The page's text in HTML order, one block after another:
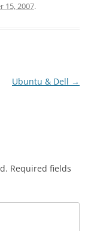
15, 2007.
Ubuntu & Dell →
Required fields